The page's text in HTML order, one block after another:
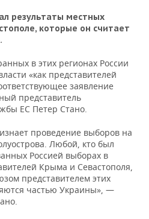
результаты местных
которые он считает
в этих регионах России
«как представителей
заявление
представитель
ЕС Петер Стано.
проведение выборов на
Любой, кто был
Россией выборах в
Крыма и Севастополя,
представителем этих
частью Украины», —